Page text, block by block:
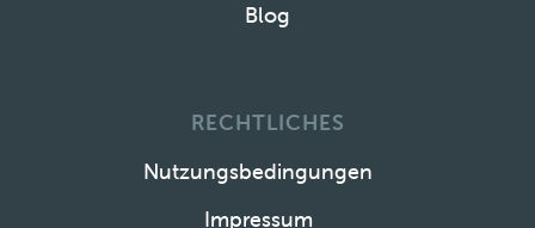
Blog
RECHTLICHES
Nutzungsbedingungen
Impressum